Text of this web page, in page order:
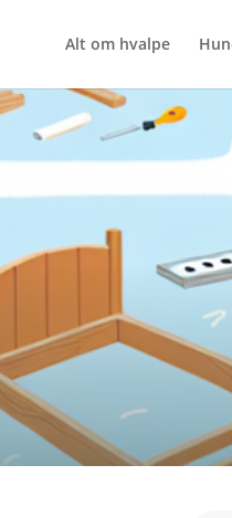
Alt om hvalpe